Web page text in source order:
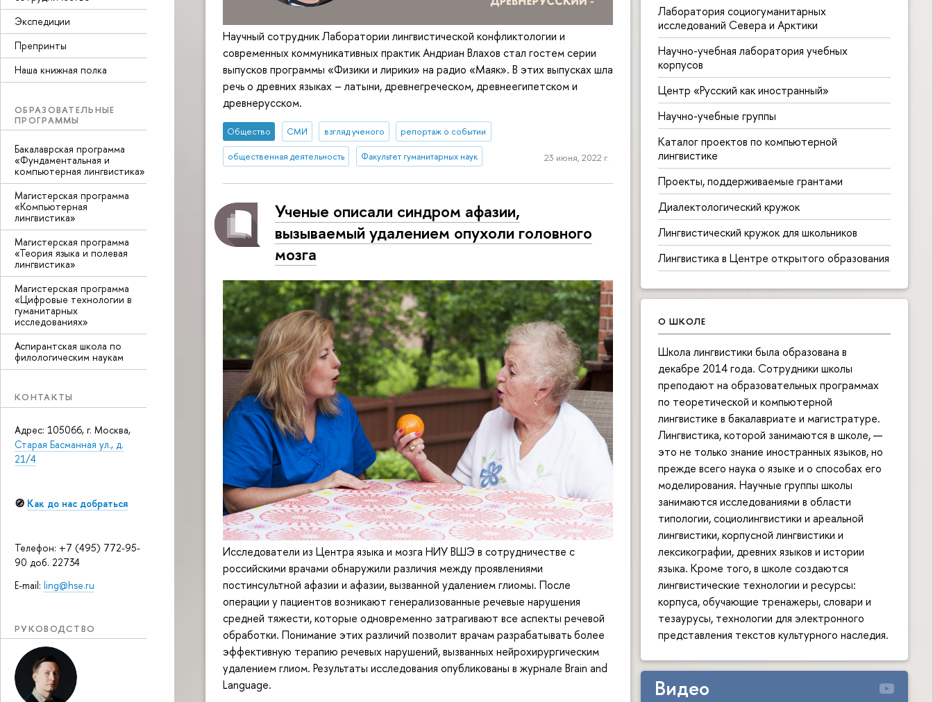
Экспедиции
Препринты
Наша книжная полка
ОБРАЗОВАТЕЛЬНЫЕ
ПРОГРАММЫ
Бакалаврская программа
«Фундаментальная и
компьютерная лингвистика»
Магистерская программа
«Компьютерная
лингвистика»
Магистерская программа
«Теория языка и полевая
лингвистика»
Магистерская программа
«Цифровые технологии в
гуманитарных
исследованиях»
Аспирантская школа по
филологическим наукам
КОНТАКТЫ
Адрес: 105066, г. Москва,
Старая Басманная ул., д.
21/4
🧭 Как до нас добраться
Телефон: +7 (495) 772-95-
90 доб. 22734
E-mail: ling@hse.ru
РУКОВОДСТВО
Лаборатория социогуманитарных
исследований Севера и Арктики
Научно-учебная лаборатория учебных
корпусов
Центр «Русский как иностранный»
Научно-учебные группы
Каталог проектов по компьютерной
лингвистике
Проекты, поддерживаемые грантами
Диалектологический кружок
Лингвистический кружок для школьников
Лингвистика в Центре открытого образования
О ШКОЛЕ
Школа лингвистики была образована в
декабре 2014 года. Сотрудники школы
преподают на образовательных программах
по теоретической и компьютерной
лингвистике в бакалавриате и магистратуре.
Лингвистика, которой занимаются в школе, —
это не только знание иностранных языков, но
прежде всего наука о языке и о способах его
моделирования. Научные группы школы
занимаются исследованиями в области
типологии, социолингвистики и ареальной
лингвистики, корпусной лингвистики и
лексикографии, древних языков и истории
языка. Кроме того, в школе создаются
лингвистические технологии и ресурсы:
корпуса, обучающие тренажеры, словари и
тезаурусы, технологии для электронного
представления текстов культурного наследия.
Видео
Научный сотрудник Лаборатории лингвистической конфликтологии и
современных коммуникативных практик Андриан Влахов стал гостем серии
выпусков программы «Физики и лирики» на радио «Маяк». В этих выпусках шла
речь о древних языках – латыни, древнегреческом, древнеегипетском и
древнерусском.
Общество СМИ взгляд ученого репортаж о событии
общественная деятельность Факультет гуманитарных наук 23 июня, 2022 г.
Ученые описали синдром афазии,
вызываемый удалением опухоли головного
мозга
Исследователи из Центра языка и мозга НИУ ВШЭ в сотрудничестве с
российскими врачами обнаружили различия между проявлениями
постинсультной афазии и афазии, вызванной удалением глиомы. После
операции у пациентов возникают генерализованные речевые нарушения
средней тяжести, которые одновременно затрагивают все аспекты речевой
обработки. Понимание этих различий позволит врачам разрабатывать более
эффективную терапию речевых нарушений, вызванных нейрохирургическим
удалением глиом. Результаты исследования опубликованы в журнале Brain and
Language.